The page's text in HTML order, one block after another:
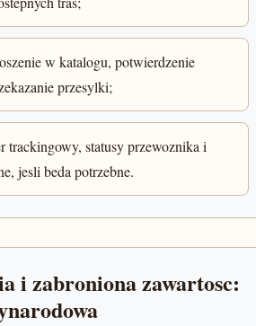
w katalogu, potwierdzenie
przesylki;
trackingowy, statusy przewoznika i
jesli beda potrzebne.
i zabroniona zawartosc: